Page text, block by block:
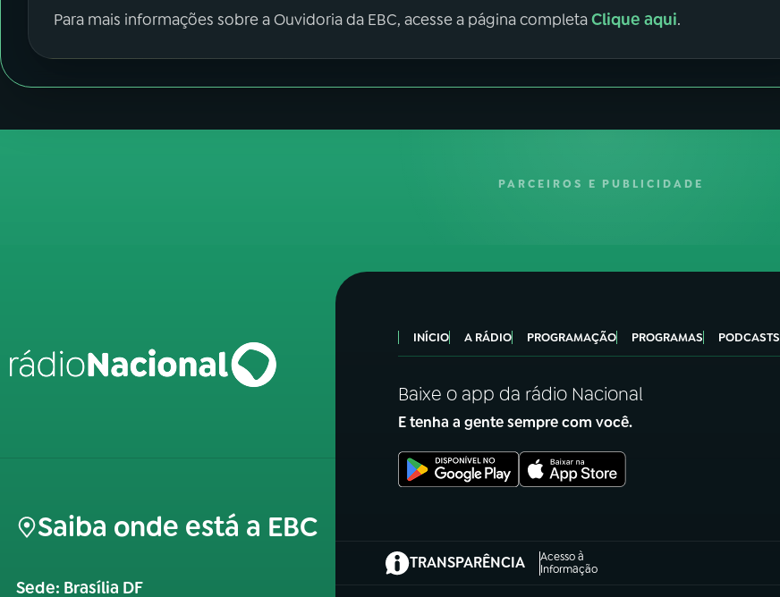
Para mais informações sobre a Ouvidoria da EBC, acesse a página completaClique aqui.
PARCEIROS E PUBLICIDADE
Saiba onde está a EBC
Sede: Brasília DF
INÍCIO A RÁDIO PROGRAMAÇÃO PROGRAMAS PODCASTS
Baixe o app da rádio Nacional
E tenha a gente sempre com você.
TRANSPARÊNCIA
Acesso à
Informação
(abre em nova aba)